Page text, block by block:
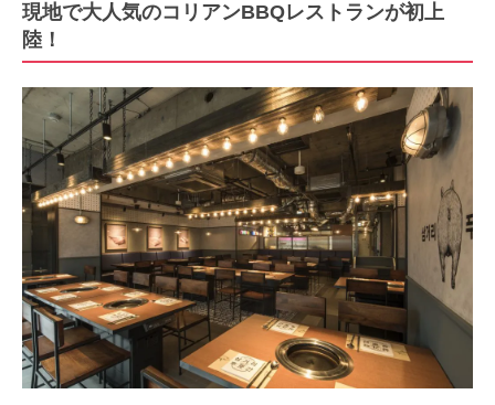
現地で大人気のコリアンBBQレストランが初上
陸！